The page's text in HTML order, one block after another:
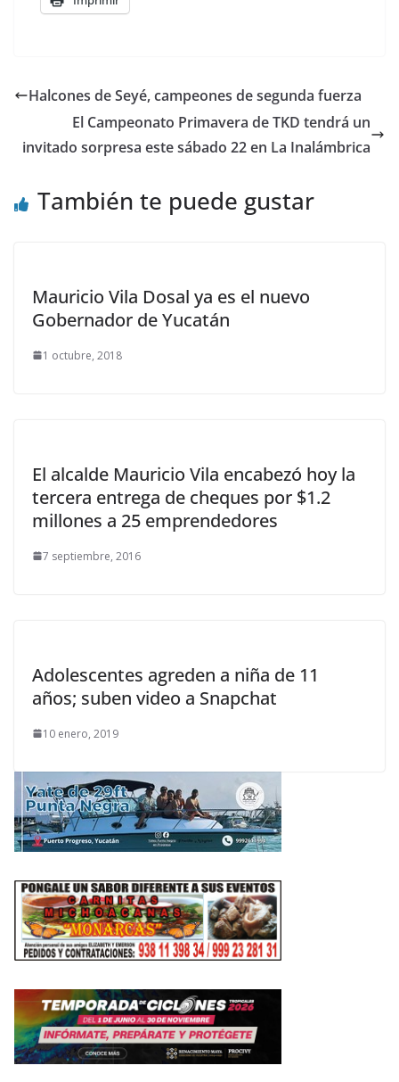
Halcones de Seyé, campeones de segunda fuerza
El Campeonato Primavera de TKD tendrá un
invitado sorpresa este sábado 22 en La Inalámbrica
También te puede gustar
Mauricio Vila Dosal ya es el nuevo
Gobernador de Yucatán
1 octubre, 2018
El alcalde Mauricio Vila encabezó hoy la
tercera entrega de cheques por $1.2
millones a 25 emprendedores
7 septiembre, 2016
Adolescentes agreden a niña de 11
años; suben video a Snapchat
10 enero, 2019